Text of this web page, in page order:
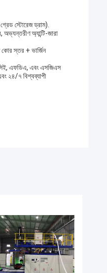
স্টোরেজ ড্রাম).
অ্যান্টি-জারা
কোর স্তর + ভার্জিন
এফডিএ, এবং এসজিএস
২৪/৭ বিশ্বব্যাপী